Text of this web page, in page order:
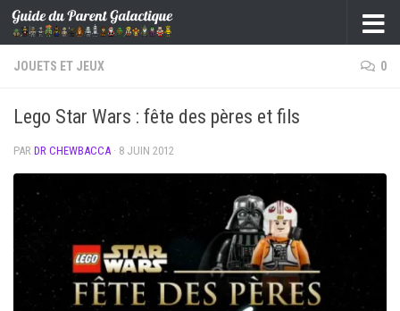
Skip to content
JOUETS ET JEUX 0
Lego Star Wars : fête des pères et fils
PAR DR CHEWBACCA · 8 JUIN 2012